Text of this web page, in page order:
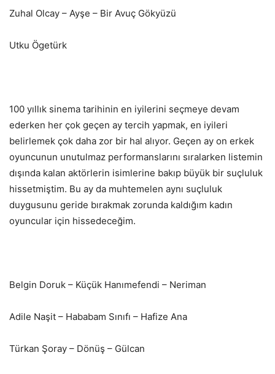
Zuhal Olcay – Ayşe – Bir Avuç Gökyüzü
Utku Ögetürk
100 yıllık sinema tarihinin en iyilerini seçmeye devam
ederken her çok geçen ay tercih yapmak, en iyileri
belirlemek çok daha zor bir hal alıyor. Geçen ay on erkek
oyuncunun unutulmaz performanslarını sıralarken listemin
dışında kalan aktörlerin isimlerine bakıp büyük bir suçluluk
hissetmiştim. Bu ay da muhtemelen aynı suçluluk
duygusunu geride bırakmak zorunda kaldığım kadın
oyuncular için hissedeceğim.
Belgin Doruk – Küçük Hanımefendi – Neriman
Adile Naşit – Hababam Sınıfı – Hafize Ana
Türkan Şoray – Dönüş – Gülcan